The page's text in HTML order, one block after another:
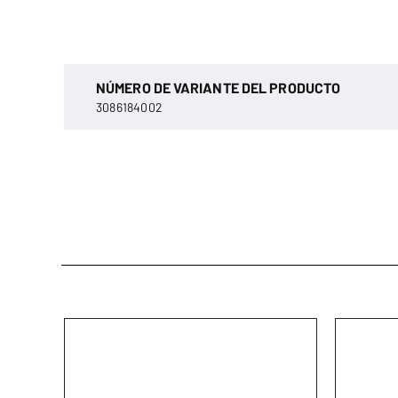
NÚMERO DE VARIANTE DEL PRODUCTO
3086184002